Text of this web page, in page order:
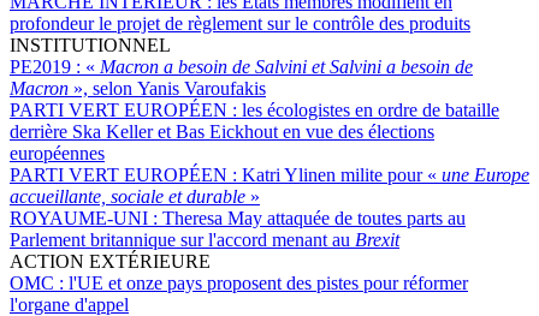
profondeur le projet de règlement sur le contrôle des produits
INSTITUTIONNEL
PE2019 : « Macron a besoin de Salvini et Salvini a besoin de
Macron », selon Yanis Varoufakis
PARTI VERT EUROPÉEN : les écologistes en ordre de bataille
derrière Ska Keller et Bas Eickhout en vue des élections
européennes
PARTI VERT EUROPÉEN : Katri Ylinen milite pour « une Europe
accueillante, sociale et durable »
ROYAUME-UNI : Theresa May attaquée de toutes parts au
Parlement britannique sur l'accord menant au Brexit
ACTION EXTÉRIEURE
OMC : l'UE et onze pays proposent des pistes pour réformer
l'organe d'appel